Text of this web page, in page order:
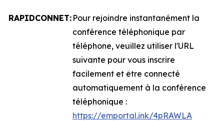
RAPIDCONNET: Pour rejoindre instantanément la
conférence téléphonique par
téléphone, veuillez utiliser l'URL
suivante pour vous inscrire
facilement et être connecté
automatiquement à la conférence
téléphonique :
https://emportal.ink/4pRAWLA